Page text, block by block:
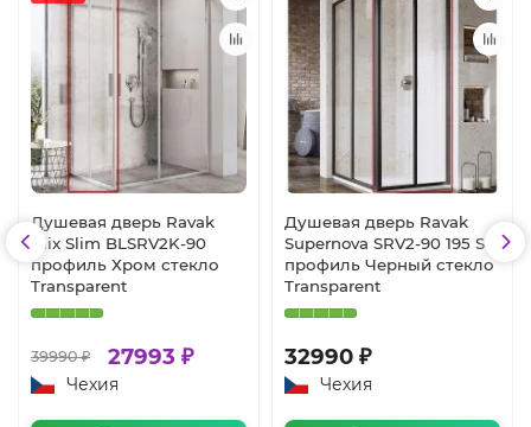
Душевая дверь Ravak
Blix Slim BLSRV2K-90
профиль Хром стекло
Transparent
39990 ₽ 27993 ₽
Чехия
Душевая дверь Ravak
Supernova SRV2-90 195 S
профиль Черный стекло
Transparent
32990 ₽
Чехия